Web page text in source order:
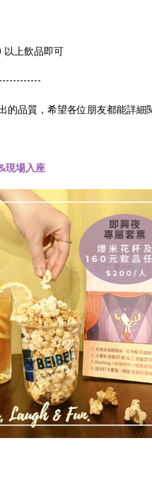
以上飲品即可
品質，希望各位朋友都能詳細
現場入座